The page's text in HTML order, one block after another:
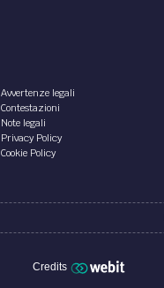
Avvertenze legali
Contestazioni
Note legali
Privacy Policy
Cookie Policy
Credits